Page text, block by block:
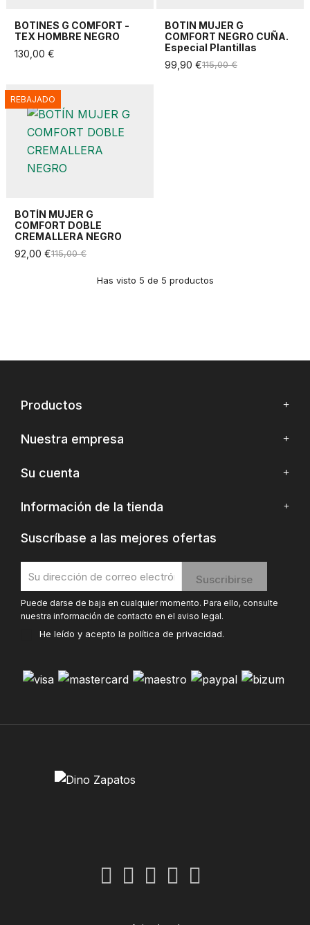
BOTINES G COMFORT -
TEX HOMBRE NEGRO
130,00 €
BOTIN MUJER G
COMFORT NEGRO CUÑA.
Especial Plantillas
99,90 €115,00 €
BOTÍN MUJER G
COMFORT DOBLE
CREMALLERA NEGRO
92,00 €115,00 €
REBAJADO
Has visto 5 de 5 productos
Productos
Nuestra empresa
Su cuenta
Información de la tienda
Suscríbase a las mejores ofertas
Puede darse de baja en cualquier momento. Para ello, consulte
nuestra información de contacto en el aviso legal.
He leído y acepto la política de privacidad.